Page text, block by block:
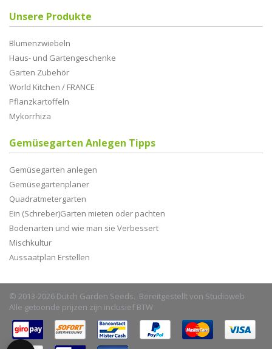
Unsere Produkte
Blumenzwiebeln
Haus- und Gartengeschenke
Garten Zubehör
World Kitchen / FRANCE
Pflanzkartoffeln
Mykorrhiza
Gemüsegarten Anlegen Tipps
Gemüsegarten anlegen
Gemüsegartenplaner
Quadratmetergarten
Ein (Schreber)Garten mieten oder pachten
Bodenarten und wie man sie Verbessert
Mischkultur
Aussaatplan Erstellen
© 2013-2026 Dutch Garden Seeds. Bereitgestellt von Studioweb
Alle getoonde prijzen zijn inclusief BTW